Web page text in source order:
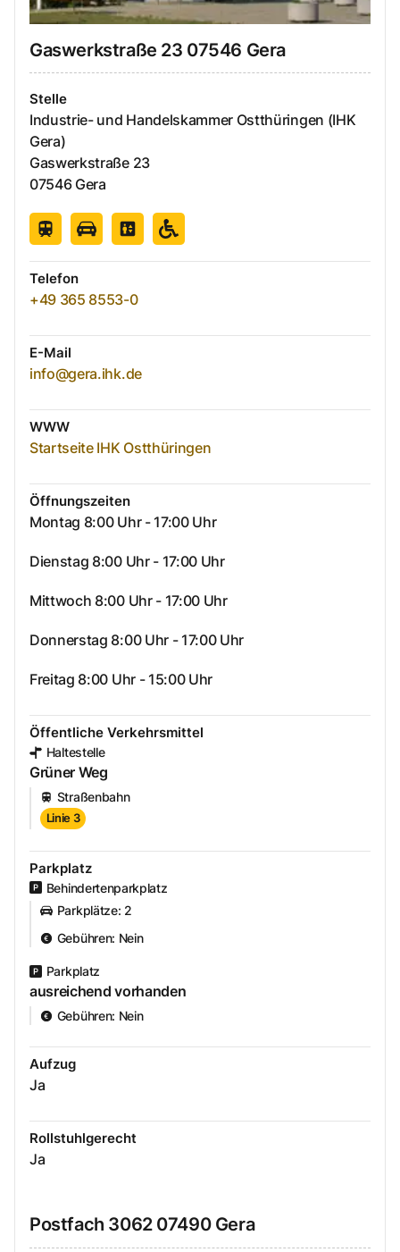
Gaswerkstraße 23 07546 Gera
Stelle
Industrie- und Handelskammer Ostthüringen (IHK
Gera)
Gaswerkstraße 23
07546 Gera
Telefon
+49 365 8553-0
E-Mail
info@gera.ihk.de
WWW
Startseite IHK Ostthüringen
Öffnungszeiten
Montag 8:00 Uhr - 17:00 Uhr
Dienstag 8:00 Uhr - 17:00 Uhr
Mittwoch 8:00 Uhr - 17:00 Uhr
Donnerstag 8:00 Uhr - 17:00 Uhr
Freitag 8:00 Uhr - 15:00 Uhr
Öffentliche Verkehrsmittel
Haltestelle
Grüner Weg
Straßenbahn
Linie 3
Parkplatz
Behindertenparkplatz
Parkplätze: 2
Gebühren: Nein
Parkplatz
ausreichend vorhanden
Gebühren: Nein
Aufzug
Ja
Rollstuhlgerecht
Ja
Postfach 3062 07490 Gera